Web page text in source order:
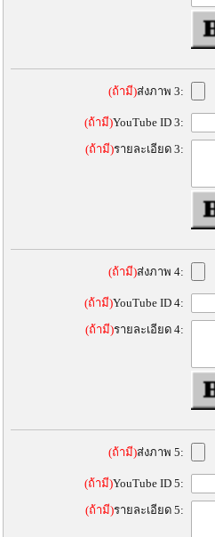
(ถ้ามี)ส่งภาพ 3:
(ถ้ามี)YouTube ID 3:
(ถ้ามี)รายละเอียด 3:
(ถ้ามี)ส่งภาพ 4:
(ถ้ามี)YouTube ID 4:
(ถ้ามี)รายละเอียด 4:
(ถ้ามี)ส่งภาพ 5:
(ถ้ามี)YouTube ID 5:
(ถ้ามี)รายละเอียด 5: